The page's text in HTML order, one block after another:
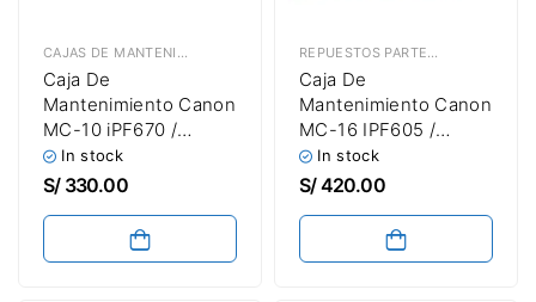
CAJAS DE MANTENIMIENTO REPUESTOS PARTES & PIEZAS
Caja De
Mantenimiento Canon
MC-10 iPF670 /
iPF760 / iPF770 /
iPF780 Genérico
In stock
S/330.00
REPUESTOS PARTES & PIEZAS
Caja De
Mantenimiento Canon
MC-16 IPF605 /
IPF6000S / IPF6300 /
IPF6350 / IPF6400S
In stock
S/420.00